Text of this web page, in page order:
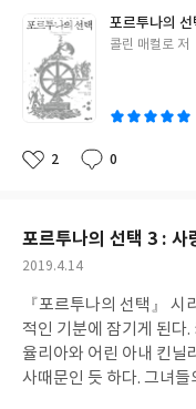
이어질 것이다. 운명의
미 알고 있지만 말이다. 역사에 만약이라는 가정이 우습지만 마리우
스가 노욕을 부리지 않고
을 받으며 곱게 늙었더라
는 자만심때문이기도 했
초사했기 때문이기도 했
는 법을 제정했지만 그
신관이었던 카이사르가
이사르가 킨나의 딸인
벌이지만 카이사르가 대
슬픔 덕분이기도 했다.
리 술라의 속마음은 더욱
구했던 것 같다. 언제나
가고자 했던 것을 보면 말이다. 술라가 그렇다고 사랑받
하면 그렇지는 않다. 어
불나방처럼 달려들었지
력이 없었던 것 같다. 유
포르투나의 선
글
콜린 매컬로 저
좋
2
댓
0
작
포르투나의 선택 3 : 사
작
일
2019.4.14
『포르투나의 선택』
적인 기분에 잠기게 된다
율리아와 어린 아내 킨닐
사때문인 듯 하다. 그녀